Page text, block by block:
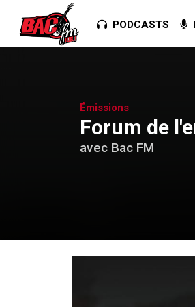
PODCASTS
Émissions
Forum de
avec Bac FM